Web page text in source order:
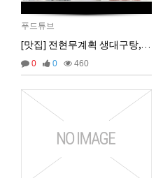
27
28 압구정진주 (맛있는 녀석들
푸드튜브
[맛집] 전현무계획 생대구탕, 용인정
0 0 460